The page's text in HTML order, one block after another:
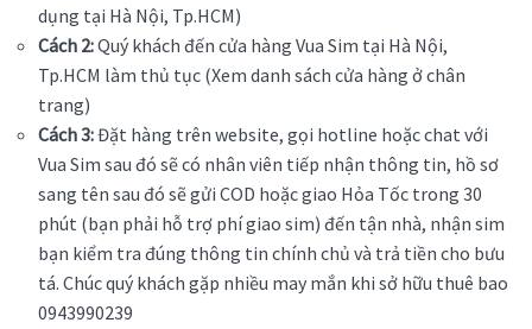
dụng tại Hà Nội, Tp.HCM)
Cách 2:Quý khách đến cửa hàng Vua Sim tại Hà Nội,
Tp.HCM làm thủ tục (Xem danh sách cửa hàng ở chân
trang)
Cách 3:Đặt hàng trên website, gọi hotline hoặc chat với
Vua Sim sau đó sẽ có nhân viên tiếp nhận thông tin, hồ sơ
sang tên sau đó sẽ gửi COD hoặc giao Hỏa Tốc trong 30
phút (bạn phải hỗ trợ phí giao sim) đến tận nhà, nhận sim
bạn kiểm tra đúng thông tin chính chủ và trả tiền cho bưu
tá. Chúc quý khách gặp nhiều may mắn khi sở hữu thuê bao
0943990239